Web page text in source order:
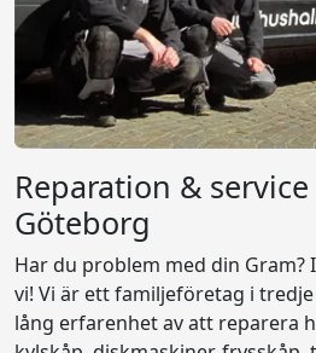
Reparation &
Göteborg
Har du problem med din
vi! Vi är ett familjeföretag i
lång erfarenhet av att reparera